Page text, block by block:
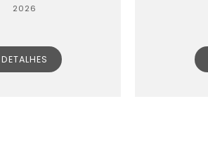
2026
DETALHES